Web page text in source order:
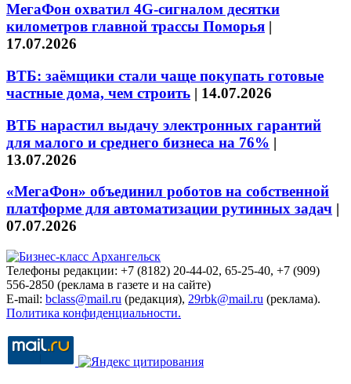
МегаФон охватил 4G-сигналом десятки
километров главной трассы Поморья |
17.07.2026
ВТБ: заёмщики стали чаще покупать готовые
частные дома, чем строить | 14.07.2026
ВТБ нарастил выдачу электронных гарантий
для малого и среднего бизнеса на 76% |
13.07.2026
«МегаФон» объединил роботов на собственной
платформе для автоматизации рутинных задач |
07.07.2026
Телефоны редакции: +7 (8182) 20-44-02, 65-25-40, +7 (909)
556-2850 (реклама в газете и на сайте)
E-mail: bclass@mail.ru (редакция), 29rbk@mail.ru (реклама).
Политика конфиденциальности.